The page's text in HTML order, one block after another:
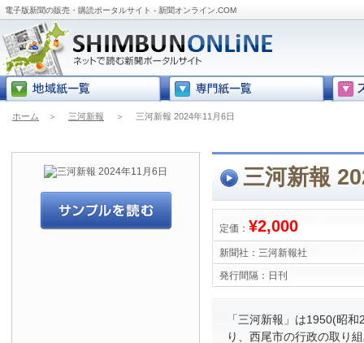
電子版新聞の販売・購読ポータルサイト - 新聞オンライン.COM
ホーム ＞ 三河新報 ＞ 三河新報 2024年11月6日
三河新報
定価： ¥2,000
新聞社： 三河新報社
発行間隔： 日刊
「三河新報」は1950(昭
り、西尾市の行政の取り